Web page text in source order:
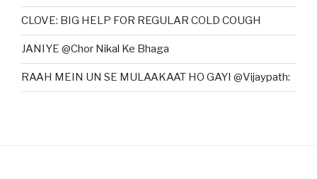
CLOVE: BIG HELP FOR REGULAR COLD COUGH
JANIYE @Chor Nikal Ke Bhaga
RAAH MEIN UN SE MULAAKAAT HO GAYI @Vijaypath: